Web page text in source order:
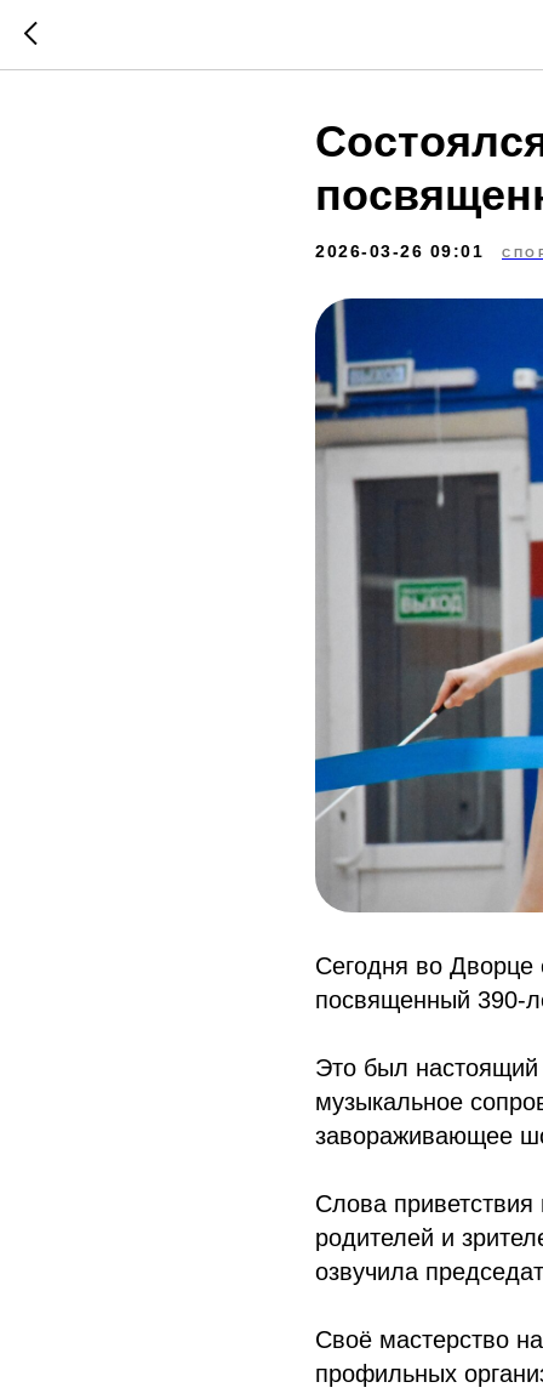
2026-03-26 09:01
Сегодня во Дворце
посвященный 390-
Это был
музыкальное
завораживающее
Слова приветствия
родителей и
озвучила
Своё мастерство
профильных